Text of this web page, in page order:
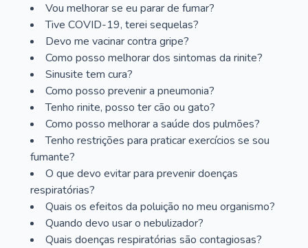
Vou melhorar se eu parar de fumar?
Tive COVID-19, terei sequelas?
Devo me vacinar contra gripe?
Como posso melhorar dos sintomas da rinite?
Sinusite tem cura?
Como posso prevenir a pneumonia?
Tenho rinite, posso ter cão ou gato?
Como posso melhorar a saúde dos pulmões?
Tenho restrições para praticar exercícios se sou
fumante?
O que devo evitar para prevenir doenças
respiratórias?
Quais os efeitos da poluição no meu organismo?
Quando devo usar o nebulizador?
Quais doenças respiratórias são contagiosas?